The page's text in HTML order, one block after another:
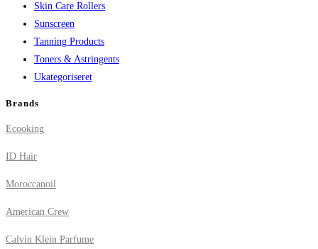
Skin Care Rollers
Sunscreen
Tanning Products
Toners & Astringents
Ukategoriseret
Brands
Ecooking
ID Hair
Moroccanoil
American Crew
Calvin Klein Parfume